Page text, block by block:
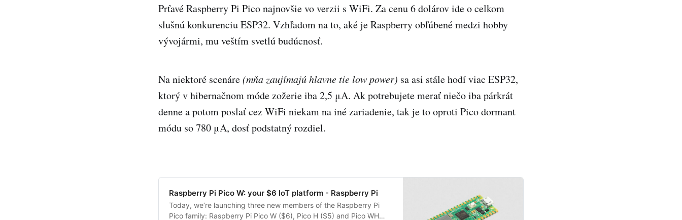
Prťavé Raspberry Pi Pico najnovšie vo verzii s WiFi. Za cenu 6 dolárov ide o celkom
slušnú konkurenciu ESP32. Vzhľadom na to, aké je Raspberry obľúbené medzi hobby
vývojármi, mu veštím svetlú budúcnosť.
Na niektoré scenáre(mňa zaujímajú hlavne tie low power) sa asi stále hodí viac ESP32,
ktorý v hibernačnom móde zožerie iba 2,5 μA. Ak potrebujete merať niečo iba párkrát
denne a potom poslať cez WiFi niekam na iné zariadenie, tak je to oproti Pico dormant
módu so 780 μA, dosť podstatný rozdiel.
Raspberry Pi Pico W: your $6 IoT platform - Raspberry Pi
Today, we’re launching three new members of the Raspberry Pi
Pico family: Raspberry Pi Pico W ($6), Pico H ($5) and Pico WH